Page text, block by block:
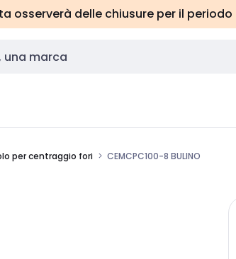
osserverà delle chiusure per il periodo
per centraggio fori CEMCPC100-8 BULINO